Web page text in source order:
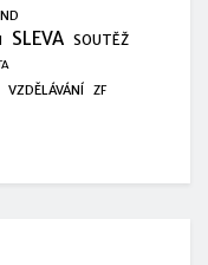
SLEVA SOUTĚŽ
VZDĚLÁVÁNÍ ZF